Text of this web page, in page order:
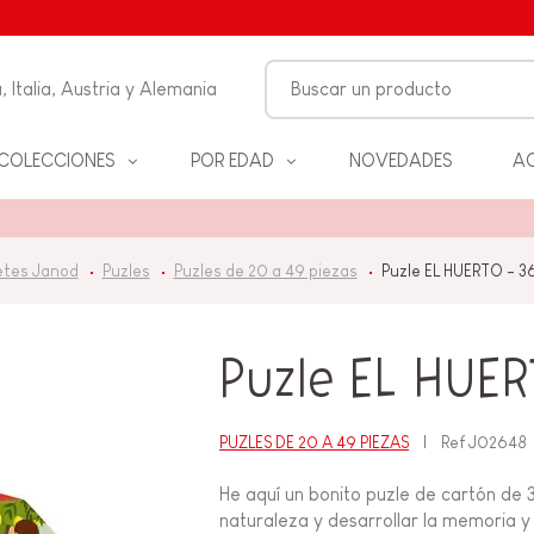
Italia, Austria y Alemania
POR EDAD NOVEDADES
Janod Puzles Puzles de 20 a 49 piezas Puzle EL HUERTO -
Puzle EL
PUZLES DE 20 A 49 PIEZAS RefJ02648
He aquí un bonito puzle de cartón
naturaleza y desarrollar la memoria y